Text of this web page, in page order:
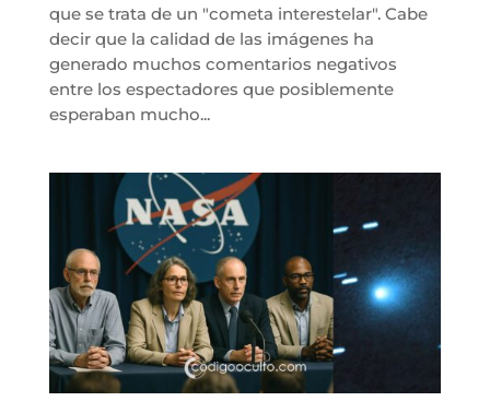
que se trata de un "cometa interestelar". Cabe
decir que la calidad de las imágenes ha
generado muchos comentarios negativos
entre los espectadores que posiblemente
esperaban mucho...